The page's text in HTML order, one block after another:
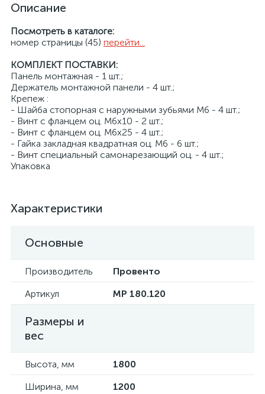
Описание
Посмотреть в каталоге:
номер страницы (45) перейти...
КОМПЛЕКТ ПОСТАВКИ:
Панель монтажная - 1 шт.;
Держатель монтажной панели - 4 шт.;
Крепеж :
- Шайба стопорная с наружными зубьями M6 - 4 шт.;
- Винт с фланцем оц. М6х10 - 2 шт.;
- Винт с фланцем оц. М6х25 - 4 шт.;
- Гайка закладная квадратная оц. М6 - 6 шт.;
- Винт специальный самонарезающий оц. - 4 шт.;
Упаковка
Характеристики
Основные
Производитель
Провенто
Артикул
MP 180.120
Размеры и
вес
Высота, мм
1800
Ширина, мм
1200